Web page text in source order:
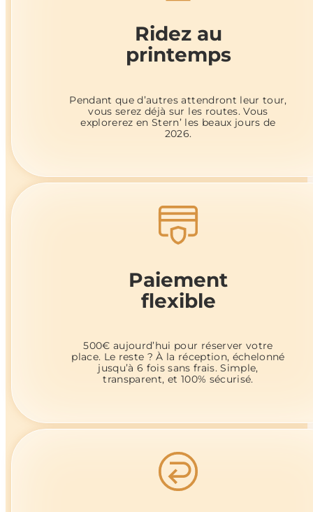
Ridez au
printemps
Pendant que d’autres attendront leur tour,
vous serez déjà sur les routes. Vous
explorerez en Stern’ les beaux jours de
2026.
Paiement
flexible
500€ aujourd’hui pour réserver votre
place. Le reste ? À la réception, échelonné
jusqu’à 6 fois sans frais. Simple,
transparent, et 100% sécurisé.